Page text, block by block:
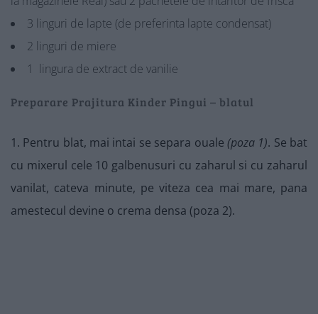
3 linguri de lapte (de preferinta lapte condensat)
2 linguri de miere
1 lingura de extract de vanilie
Preparare Prajitura Kinder Pingui – blatul
1. Pentru blat, mai intai se separa ouale (poza 1). Se bat
cu mixerul cele 10 galbenusuri cu zaharul si cu zaharul
vanilat, cateva minute, pe viteza cea mai mare, pana
amestecul devine o crema densa (poza 2).